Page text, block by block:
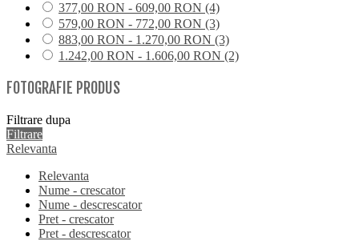
377,00 RON - 609,00 RON (4)
579,00 RON - 772,00 RON (3)
883,00 RON - 1.270,00 RON (3)
1.242,00 RON - 1.606,00 RON (2)
FOTOGRAFIE PRODUS
Filtrare dupa
Filtrare
Relevanta
Relevanta
Nume - crescator
Nume - descrescator
Pret - crescator
Pret - descrescator